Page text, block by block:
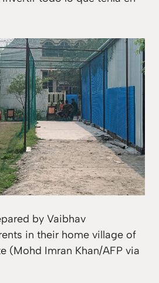
by Vaibhav
in their home village of
(Mohd Imran Khan/AFP via